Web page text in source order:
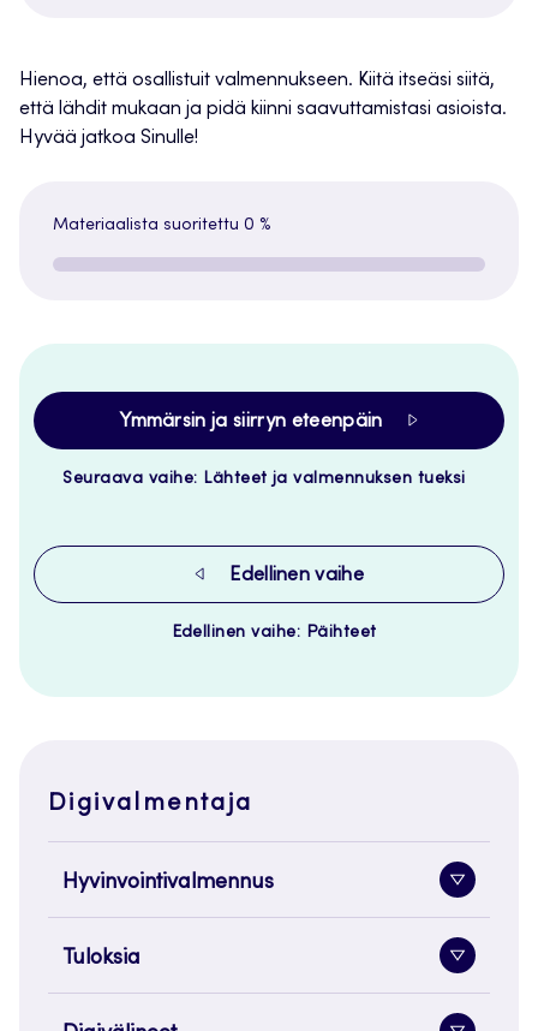
Hienoa, että osallistuit valmennukseen. Kiitä itseäsi siitä,
että lähdit mukaan ja pidä kiinni saavuttamistasi asioista.
Hyvää jatkoa Sinulle!
Materiaalista suoritettu 0 %
Ymmärsin ja siirryn eteenpäin
Seuraava vaihe: Lähteet ja valmennuksen tueksi
Edellinen vaihe
Edellinen vaihe: Päihteet
Digivalmentaja
Hyvinvointivalmennus
painike
Tuloksia
painike